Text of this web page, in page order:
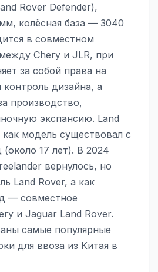
Rover Defender),
колёсная база — 3040
в совместном
Chery и JLR, при
за собой права на
дизайна, а
производство,
экспансию. Land
модель существовал с
(около 17 лет). В 2024
вернулось, но
Land Rover, а как
— совместное
и Jaguar Land Rover.
самые популярные
для ввоза из Китая в